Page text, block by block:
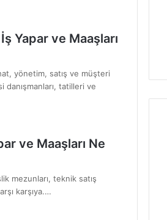
Yapar ve Maaşları
yönetim, satış ve müşteri
tatilleri ve
ve Maaşları Ne
mezunları, teknik satış
karşıya.…